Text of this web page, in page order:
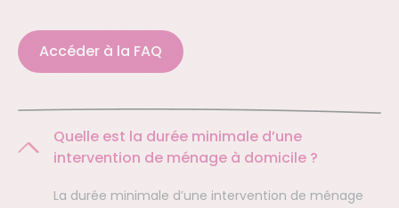
Accéder à la FAQ
Quelle est la durée minimale d’une
intervention de ménage à domicile ?
La durée minimale d’une intervention de ménage